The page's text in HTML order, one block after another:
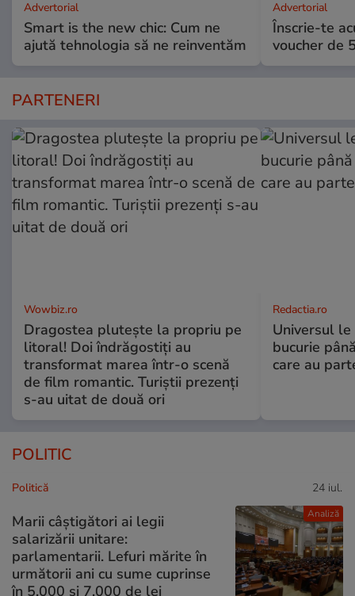
Advertorial
Smart is the new chic: Cum ne
ajută tehnologia să ne reinventăm
Advertorial
Înscrie-te
voucher de
PARTENERI
Wowbiz.ro
Dragostea plutește la propriu pe
litoral! Doi îndrăgostiți au
transformat marea într-o scenă
de film romantic. Turiștii prezenți
s-au uitat de două ori
Redactia.ro
Universul
bucurie
care au
POLITIC
Analiză
Politică 24 iul.
Marii câștigători ai legii
salarizării unitare:
parlamentarii. Lefuri mărite în
următorii ani cu sume cuprinse
în 5.000 și 7.000 de lei